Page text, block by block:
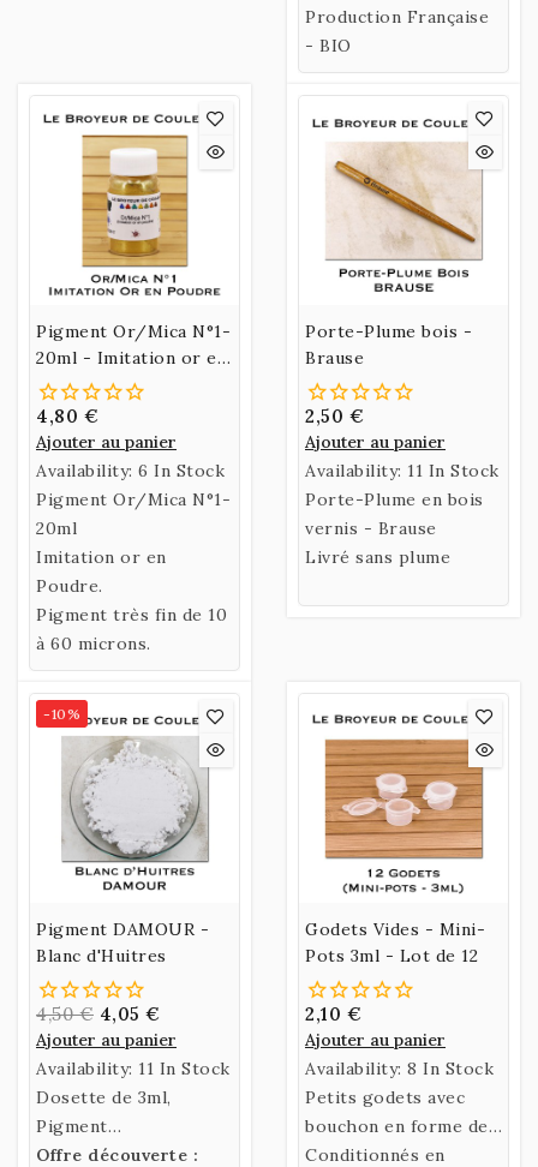
clair que les autres
Indigo.
Production Française
- BIO
Pigment Or/Mica N°1-
20ml - Imitation or en
Poudre
4,80 €
Ajouter au panier
Availability: 6 In Stock
Pigment Or/Mica N°1-
20ml
Imitation or en
Poudre.
Pigment très fin de 10
à 60 microns.
Porte-Plume bois -
Brause
2,50 €
Ajouter au panier
Availability: 11 In Stock
Porte-Plume en bois
vernis - Brause
Livré sans plume
-10%
Pigment DAMOUR -
Blanc d'Huitres
4,50 € 4,05 €
Ajouter au panier
Availability: 11 In Stock
Dosette de 3ml,
Pigment
DAMOUR Blanc
Offre découverte :
Godets Vides - Mini-
Pots 3ml - Lot de 12
2,10 €
Ajouter au panier
Availability: 8 In Stock
Petits godets avec
bouchon en forme de
mini-pots de 3ml
Conditionnés en